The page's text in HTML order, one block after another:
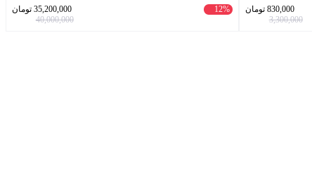
830,000 تومان
3,300,000
12%
35,200,000 تومان
40,000,000